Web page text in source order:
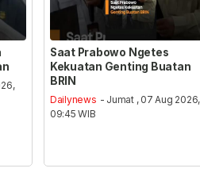
Saat Prabowo Ngetes
Kekuatan Genting Buatan
BRIN
Dailynews - Jumat , 07 Aug 2026,
09:45 WIB